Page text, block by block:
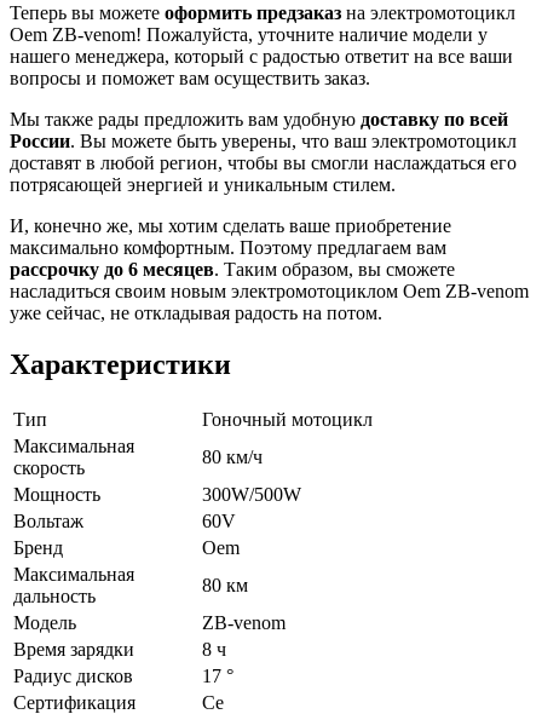
Теперь вы можете оформить предзаказ на электромотоцикл
Oem ZB-venom! Пожалуйста, уточните наличие модели у
нашего менеджера, который с радостью ответит на все ваши
вопросы и поможет вам осуществить заказ.
Мы также рады предложить вам удобную доставку по всей
России. Вы можете быть уверены, что ваш электромотоцикл
доставят в любой регион, чтобы вы смогли наслаждаться его
потрясающей энергией и уникальным стилем.
И, конечно же, мы хотим сделать ваше приобретение
максимально комфортным. Поэтому предлагаем вам
рассрочку до 6 месяцев. Таким образом, вы сможете
насладиться своим новым электромотоциклом Oem ZB-venom
уже сейчас, не откладывая радость на потом.
Характеристики
Тип
Гоночный мотоцикл
Максимальная
скорость
80 км/ч
Мощность
300W/500W
Вольтаж
60V
Бренд
Oem
Максимальная
дальность
80 км
Модель
ZB-venom
Время зарядки
8 ч
Радиус дисков
17 °
Сертификация
Ce